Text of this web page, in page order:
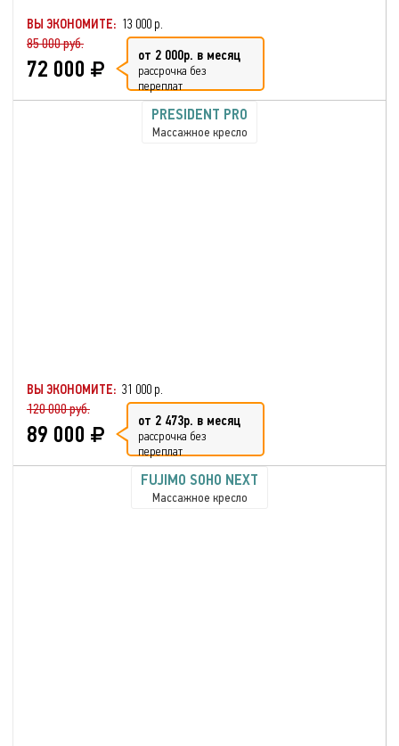
ВЫ ЭКОНОМИТЕ: 13 000 р.
85 000 руб.
72 000 от 2 000р. в месяц
рассрочка без
переплат
PRESIDENT PRO
Массажное кресло
ВЫ ЭКОНОМИТЕ: 31 000 р.
120 000 руб.
89 000 от 2 473р. в месяц
рассрочка без
переплат
FUJIMO SOHO NEXT
Массажное кресло